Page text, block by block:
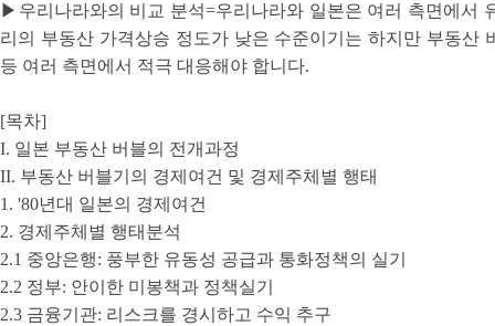
▶우리나라와의 비교 분석=우리나라와 일본은 여러 측면에서
리의 부동산 가격상승 정도가 낮은 수준이기는 하지만 부동산
등 여러 측면에서 적극 대응해야 합니다.
[목차]
I. 일본 부동산 버블의 전개과정
II. 부동산 버블기의 경제여건 및 경제주체별 행태
1. '80년대 일본의 경제여건
2. 경제주체별 행태분석
2.1 중앙은행: 풍부한 유동성 공급과 통화정책의 실기
2.2 정부: 안이한 미봉책과 정책실기
2.3 금융기관: 리스크를 경시하고 수익 추구